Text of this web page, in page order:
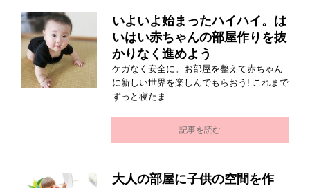
いよいよ始まったハイハイ。は
いはい赤ちゃんの部屋作りを抜
かりなく進めよう
ケガなく安全に。お部屋を整えて赤ちゃん
に新しい世界を楽しんでもらおう! これまで
ずっと寝たま
記事を読む
大人の部屋に子供の空間を作